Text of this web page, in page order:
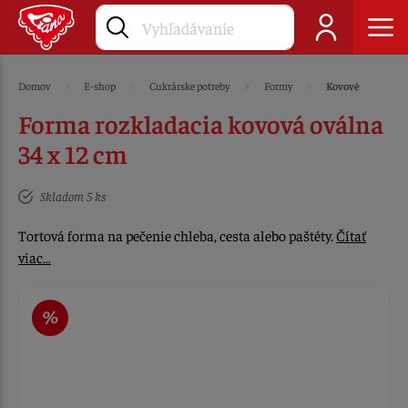
Domov E-shop Cukrárske potreby Formy Kovové
Forma rozkladacia kovová oválna
34 x 12 cm
Skladom 5 ks
Tortová forma na pečenie chleba, cesta alebo paštéty.Čítať
viac…